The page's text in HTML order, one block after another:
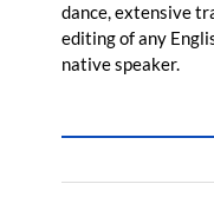
dance, extensive
editing of any
native speaker.